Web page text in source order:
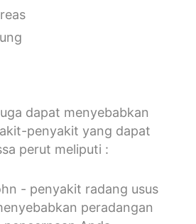
dapat menyebabkan
penyakit yang dapat
perut meliputi :
- penyakit radang usus
peradangan